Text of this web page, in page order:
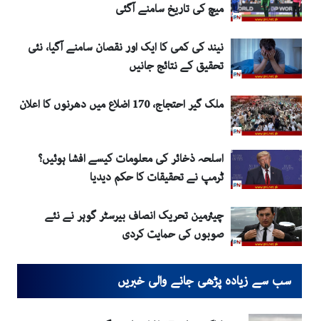
میچ کی تاریخ سامنے آگئی
نیند کی کمی کا ایک اور نقصان سامنے آگیا، نئی
تحقیق کے نتائج جانیں
ملک گیر احتجاج، 170 اضلاع میں دھرنوں کا اعلان
اسلحہ ذخائر کی معلومات کیسے افشا ہوئیں؟
ٹرمپ نے تحقیقات کا حکم دیدیا
چیئرمین تحریک انصاف بیرسٹر گوہر نے نئے
صوبوں کی حمایت کردی
سب سے زیادہ پڑھی جانے والی خبریں